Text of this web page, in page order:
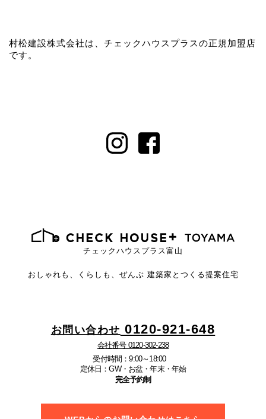
村松建設株式会社は、チェックハウスプラスの正規加盟店
です。
チェックハウスプラス富山
おしゃれも、くらしも、ぜんぶ 建築家とつくる提案住宅
お問い合わせ 0120-921-648
会社番号 0120-302-238
受付時間：9:00～18:00
定休日：GW・お盆・年末・年始
完全予約制